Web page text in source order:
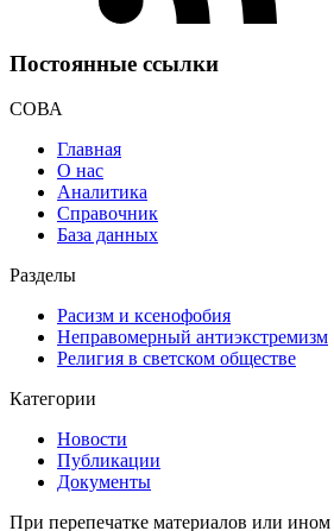
Постоянные ссылки
СОВА
Главная
О нас
Аналитика
Справочник
База данных
Разделы
Расизм и ксенофобия
Неправомерный антиэкстремизм
Религия в светском обществе
Категории
Новости
Публикации
Документы
При перепечатке материалов или